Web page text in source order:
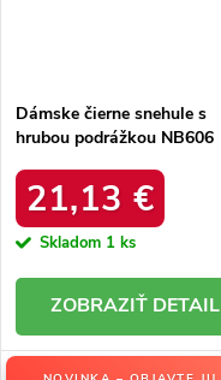
Dámske čierne snehule s
hrubou podrážkou NB606
21,13 €
Skladom 1 ks
DETAIL